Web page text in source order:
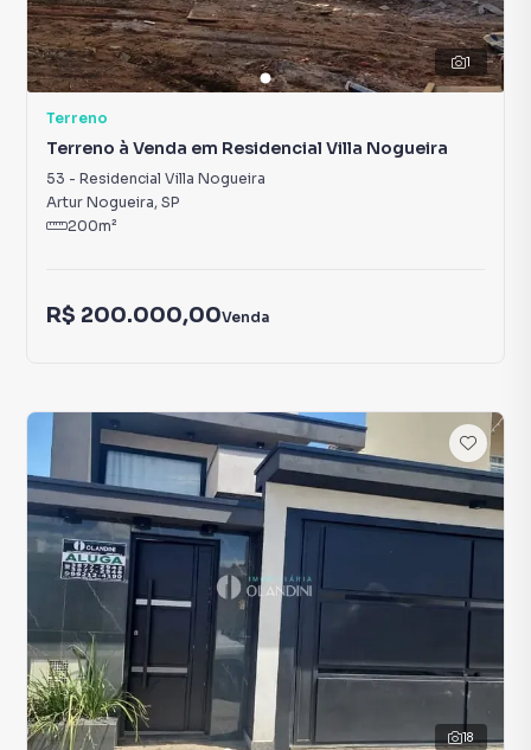
1
Terreno
Terreno à Venda em Residencial Villa Nogueira
53 - Residencial Villa Nogueira
Artur Nogueira, SP
200m²
R$ 200.000,00Venda
18